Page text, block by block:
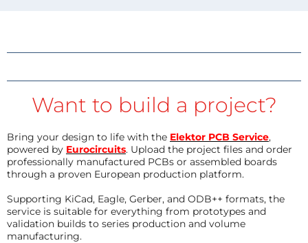
Want to build a project?
Bring your design to life with the Elektor PCB Service,
powered by Eurocircuits. Upload the project files and order
professionally manufactured PCBs or assembled boards
through a proven European production platform.
Supporting KiCad, Eagle, Gerber, and ODB++ formats, the
service is suitable for everything from prototypes and
validation builds to series production and volume
manufacturing.